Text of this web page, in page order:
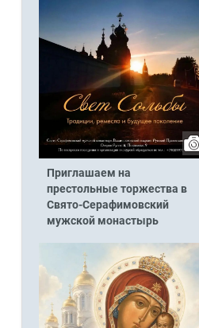
Приглашаем на
престольные торжества в
Свято-Серафимовский
мужской монастырь